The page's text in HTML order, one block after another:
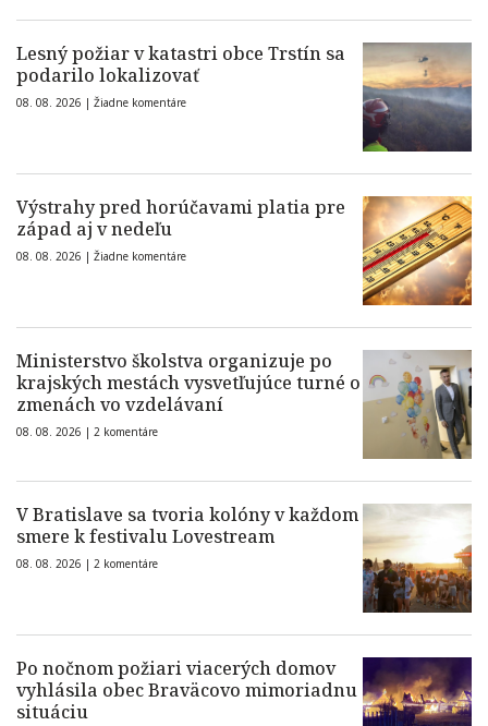
Lesný požiar v katastri obce Trstín sa
podarilo lokalizovať
08. 08. 2026 | Žiadne komentáre
Výstrahy pred horúčavami platia pre
západ aj v nedeľu
08. 08. 2026 | Žiadne komentáre
Ministerstvo školstva organizuje po
krajských mestách vysvetľujúce turné o
zmenách vo vzdelávaní
08. 08. 2026 | 2 komentáre
V Bratislave sa tvoria kolóny v každom
smere k festivalu Lovestream
08. 08. 2026 | 2 komentáre
Po nočnom požiari viacerých domov
vyhlásila obec Braväcovo mimoriadnu
situáciu